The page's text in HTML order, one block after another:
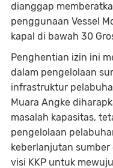
dianggap
penggunaan Vessel
kapal di bawah 30
Penghentian izin ini
dalam pengelolaan
infrastruktur
Muara Angke
masalah kapasitas,
pengelolaan
keberlanjutan
visi KKP untuk